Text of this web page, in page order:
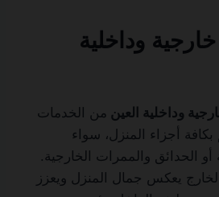
وداخلية
وداخلية العين من الخدمات
بكافة أجزاء المنزل، سواء
أو الحدائق والممرات الخارجية.
يعكس جمال المنزل ويعزز